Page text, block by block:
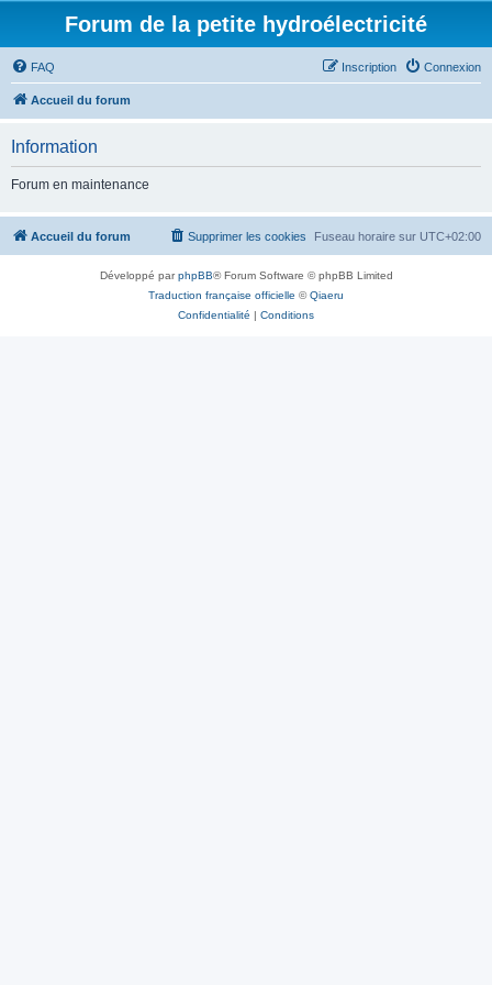
Forum de la petite hydroélectricité
FAQ Connexion
Inscription
Accueil du forum
Information
Forum en maintenance
Accueil du forum Fuseau horaire sur UTC+02:00
Supprimer les cookies
Développé parphpBB® Forum Software © phpBB Limited
Traduction française officielle ©Qiaeru
Confidentialité | Conditions